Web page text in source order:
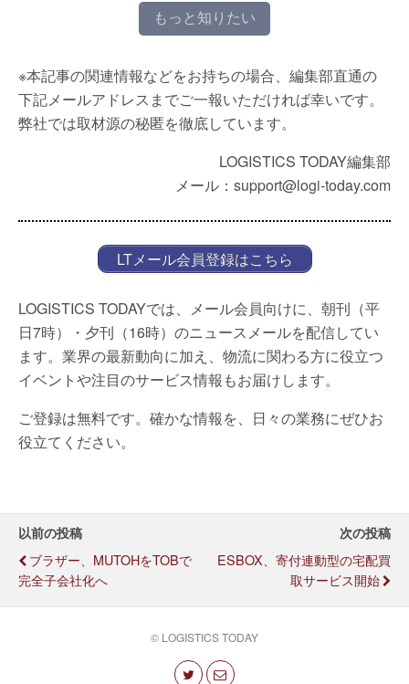
もっと知りたい
※本記事の関連情報などをお持ちの場合、編集部直通の
下記メールアドレスまでご一報いただければ幸いです。
弊社では取材源の秘匿を徹底しています。
LOGISTICS TODAY編集部
メール：support@logi-today.com
LTメール会員登録はこちら
LOGISTICS TODAYでは、メール会員向けに、朝刊（平
日7時）・夕刊（16時）のニュースメールを配信してい
ます。業界の最新動向に加え、物流に関わる方に役立つ
イベントや注目のサービス情報もお届けします。
ご登録は無料です。確かな情報を、日々の業務にぜひお
役立てください。
以前の投稿
ブラザー、MUTOHをTOBで
完全子会社化へ
次の投稿
ESBOX、寄付連動型の宅配買
取サービス開始
© LOGISTICS TODAY